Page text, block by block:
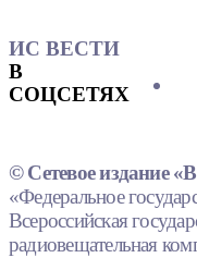
ИС ВЕСТИ
В
СОЦСЕТЯХ
© Сетевое издание
«Федеральное
Всероссийская
радиовещательная